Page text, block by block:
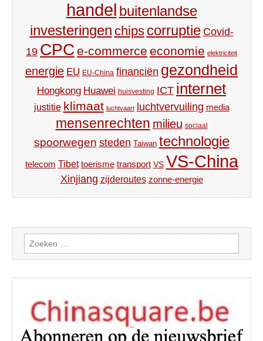
handel buitenlandse
investeringen chips corruptie Covid-
19 CPC e-commerce economie elektriciteit
energie EU EU-China financiën gezondheid
Hongkong Huawei huisvesting ICT internet
justitie klimaat luchtvaart luchtvervuiling media
mensenrechten milieu sociaal
spoorwegen steden Taiwan technologie
telecom Tibet toerisme transport VS VS-China
Xinjiang zijderoutes zonne-energie
Zoeken
naar: